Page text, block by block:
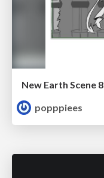
New Earth Scene 8
popppiees